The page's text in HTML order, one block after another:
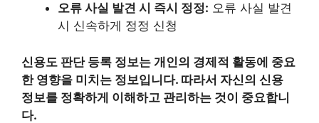
오류 사실 발견 시 즉시 정정: 오류 사실 발견
시 신속하게 정정 신청
신용도 판단 등록 정보는 개인의 경제적 활동에 중요
한 영향을 미치는 정보입니다. 따라서 자신의 신용
정보를 정확하게 이해하고 관리하는 것이 중요합니
다.